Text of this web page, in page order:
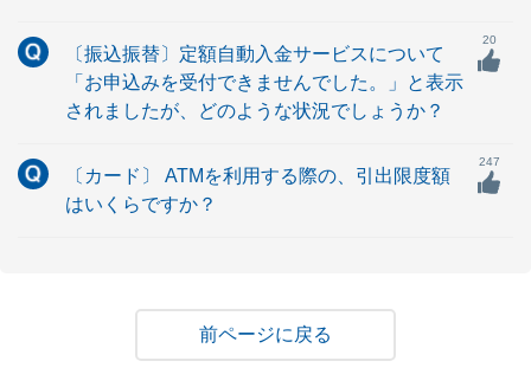
〔振込振替〕定額自動入金サービスについて
「お申込みを受付できませんでした。」と表示
されましたが、どのような状況でしょうか？
20
〔カード〕 ATMを利用する際の、引出限度額
はいくらですか？
247
戻る